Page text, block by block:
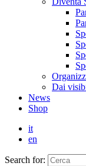
Dai
News
Shop
it
en
Search for: